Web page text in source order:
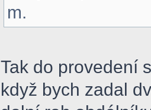
m.
Tak do provedení
když bych zadal